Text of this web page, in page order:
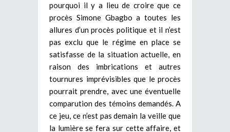
pourquoi il y a lieu de croire que ce
procès Simone Gbagbo a toutes les
allures d’un procès politique et il n’est
pas exclu que le régime en place se
satisfasse de la situation actuelle, en
raison des imbrications et autres
tournures imprévisibles que le procès
pourrait prendre, avec une éventuelle
comparution des témoins demandés. A
ce jeu, ce n’est pas demain la veille que
la lumière se fera sur cette affaire, et